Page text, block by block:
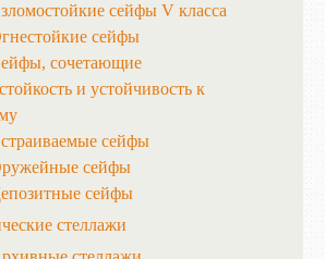
сейфы V класса
сейфы
сочетающие
и устойчивость к
сейфы
сейфы
сейфы
стеллажи